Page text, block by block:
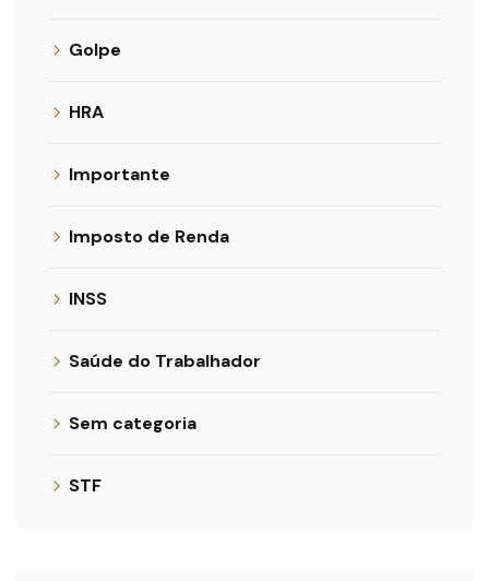
Golpe
HRA
Importante
Imposto de Renda
INSS
Saúde do Trabalhador
Sem categoria
STF